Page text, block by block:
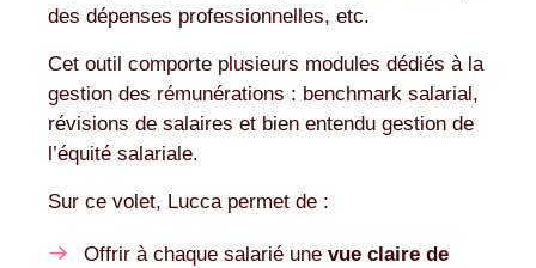
des dépenses professionnelles, etc.
Cet outil comporte plusieurs modules dédiés à la
gestion des rémunérations : benchmark salarial,
révisions de salaires et bien entendu gestion de
l’équité salariale.
Sur ce volet, Lucca permet de :
Offrir à chaque salarié unevue claire de